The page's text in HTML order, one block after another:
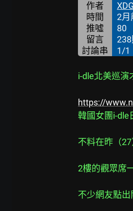
作者
時間 2月
推噓 80
留言
238
討論串 1/1
i-dle北美巡演
https://
韓國女團i-dle
不料在昨（
2樓的觀眾席
不少網友點出